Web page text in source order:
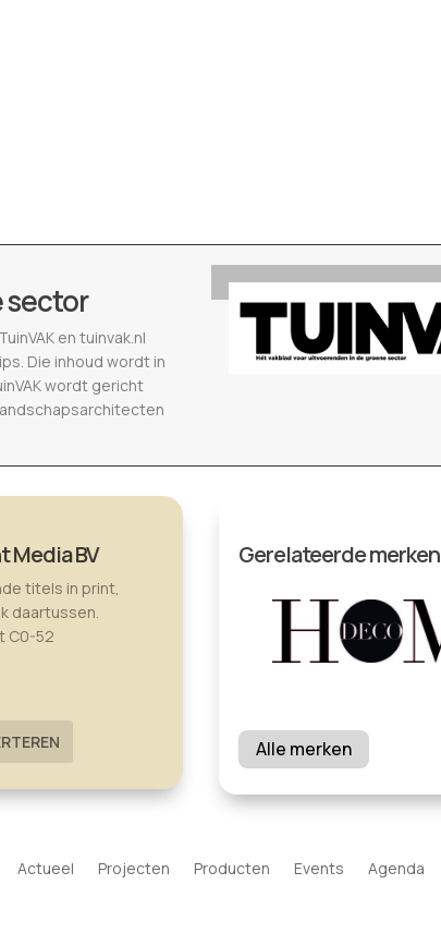
sector
en tuinvak.nl
Die inhoud wordt in
wordt gericht
Media BV
titels in print,
daartussen.
C0-52
Gerelateerde merken
Alle merken
Actueel Projecten Producten Events Agenda